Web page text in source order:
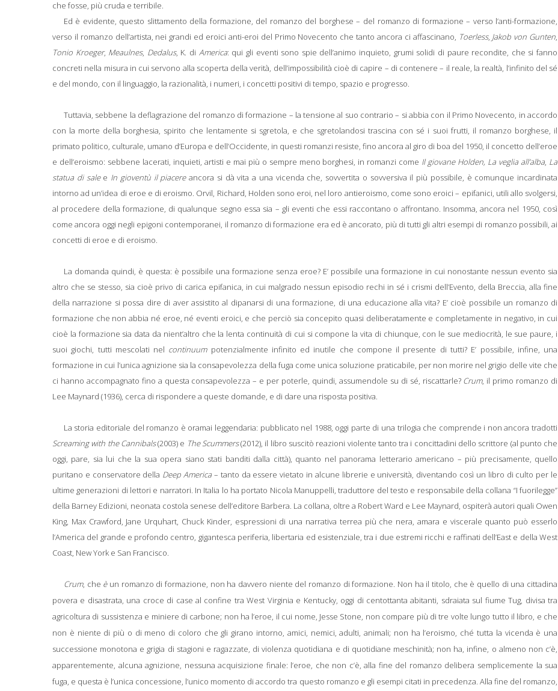
che fosse, più cruda e terribile.
Ed è evidente, questo slittamento della formazione, del romanzo del borghese – del romanzo di formazione – verso l’anti-formazione,
verso il romanzo dell’artista, nei grandi ed eroici anti-eroi del Primo Novecento che tanto ancora ci affascinano, Toerless, Jakob von Gunten
Tonio Kroeger, Meaulnes, Dedalus, K. di America: qui gli eventi sono spie dell’animo inquieto, grumi solidi di paure recondite, che si fanno
concreti nella misura in cui servono alla scoperta della verità, dell’impossibilità cioè di capire – di contenere – il reale, la realtà, l’infinito del sé
e del mondo, con il linguaggio, la razionalità, i numeri, i concetti positivi di tempo, spazio e progresso.
Tuttavia, sebbene la deflagrazione del romanzo di formazione – la tensione al suo contrario – si abbia con il Primo Novecento, in accordo
con la morte della borghesia, spirito che lentamente si sgretola, e che sgretolandosi trascina con sé i suoi frutti, il romanzo borghese, il
primato politico, culturale, umano d’Europa e dell’Occidente, in questi romanzi resiste, fino ancora al giro di boa del 1950, il concetto dell’eroe
e dell’eroismo: sebbene lacerati, inquieti, artisti e mai più o sempre meno borghesi, in romanzi come Il giovane Holden, La veglia all’alba La
statua di salee In gioventù il piacereancora si dà vita a una vicenda che, sovvertita o sovversiva il più possibile, è comunque incardinata
intorno ad un’idea di eroe e di eroismo. Orvil, Richard, Holden sono eroi, nel loro antieroismo, come sono eroici – epifanici, utili allo svolgersi,
al procedere della formazione, di qualunque segno essa sia – gli eventi che essi raccontano o affrontano. Insomma, ancora nel 1950, così
come ancora oggi negli epigoni contemporanei, il romanzo di formazione era ed è ancorato, più di tutti gli altri esempi di romanzo possibili, ai
concetti di eroe e di eroismo.
La domanda quindi, è questa: è possibile una formazione senza eroe? E’ possibile una formazione in cui nonostante nessun evento sia
altro che se stesso, sia cioè privo di carica epifanica, in cui malgrado nessun episodio rechi in sé i crismi dell’Evento, della Breccia, alla fine
della narrazione si possa dire di aver assistito al dipanarsi di una formazione, di una educazione alla vita? E’ cioè possibile un romanzo di
formazione che non abbia né eroe, né eventi eroici, e che perciò sia concepito quasi deliberatamente e completamente in negativo, in cui
cioè la formazione sia data da nient’altro che la lenta continuità di cui si compone la vita di chiunque, con le sue mediocrità, le sue paure, i
suoi giochi, tutti mescolati nel continuumpotenzialmente infinito ed inutile che compone il presente di tutti? E’ possibile, infine, una
formazione in cui l’unica agnizione sia la consapevolezza della fuga come unica soluzione praticabile, per non morire nel grigio delle vite che
ci hanno accompagnato fino a questa consapevolezza – e per poterle, quindi, assumendole su di sé, riscattarle? Crum, il primo romanzo di
Lee Maynard (1936), cerca di rispondere a queste domande, e di dare una risposta positiva.
La storia editoriale del romanzo è oramai leggendaria: pubblicato nel 1988, oggi parte di una trilogia che comprende i non ancora tradotti
Screaming with the Cannibals(2003) e The Scummers(2012), il libro suscitò reazioni violente tanto tra i concittadini dello scrittore (al punto che
oggi, pare, sia lui che la sua opera siano stati banditi dalla città), quanto nel panorama letterario americano – più precisamente, quello
puritano e conservatore della Deep America – tanto da essere vietato in alcune librerie e università, diventando così un libro di culto per le
ultime generazioni di lettori e narratori. In Italia lo ha portato Nicola Manuppelli, traduttore del testo e responsabile della collana “I fuorilegge”
della Barney Edizioni, neonata costola senese dell’editore Barbera. La collana, oltre a Robert Ward e Lee Maynard, ospiterà autori quali Owen
King, Max Crawford, Jane Urquhart, Chuck Kinder, espressioni di una narrativa terrea più che nera, amara e viscerale quanto può esserlo
l’America del grande e profondo centro, gigantesca periferia, libertaria ed esistenziale, tra i due estremi ricchi e raffinati dell’East e della West
Coast, New York e San Francisco.
Crum, che èun romanzo di formazione, non ha davvero niente del romanzo di formazione. Non ha il titolo, che è quello di una cittadina
povera e disastrata, una croce di case al confine tra West Virginia e Kentucky, oggi di centottanta abitanti, sdraiata sul fiume Tug, divisa tra
agricoltura di sussistenza e miniere di carbone; non ha l’eroe, il cui nome, Jesse Stone, non compare più di tre volte lungo tutto il libro, e che
non è niente di più o di meno di coloro che gli girano intorno, amici, nemici, adulti, animali; non ha l’eroismo, ché tutta la vicenda è una
successione monotona e grigia di stagioni e ragazzate, di violenza quotidiana e di quotidiane meschinità; non ha, infine, o almeno non c’è,
apparentemente, alcuna agnizione, nessuna acquisizione finale: l’eroe, che non c’è, alla fine del romanzo delibera semplicemente la sua
fuga, e questa è l’unica concessione, l’unico momento di accordo tra questo romanzo e gli esempi citati in precedenza. Alla fine del romanzo,